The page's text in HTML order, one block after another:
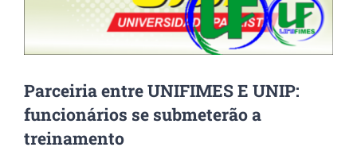
Parceiria entre UNIFIMES E UNIP:
funcionários se submeterão a
treinamento